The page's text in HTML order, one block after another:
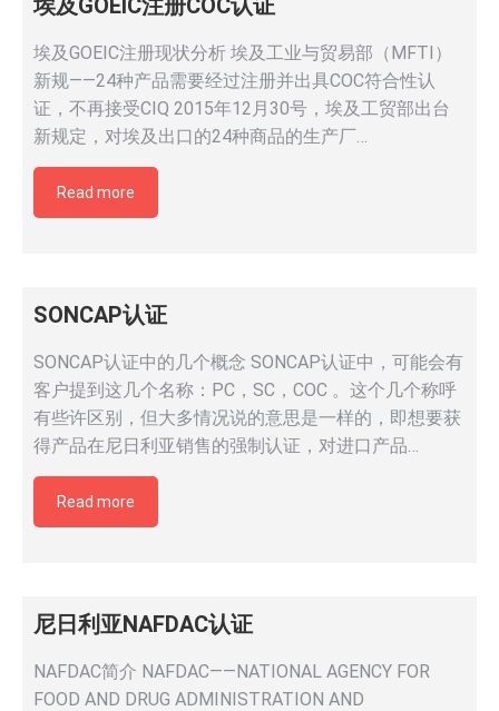
埃及GOEIC注册COC认证
埃及GOEIC注册现状分析 埃及工业与贸易部（MFTI）
新规——24种产品需要经过注册并出具COC符合性认
证，不再接受CIQ 2015年12月30号，埃及工贸部出台
新规定，对埃及出口的24种商品的生产厂…
Read more
SONCAP认证
SONCAP认证中的几个概念 SONCAP认证中，可能会有
客户提到这几个名称：PC，SC，COC 。这个几个称呼
有些许区别，但大多情况说的意思是一样的，即想要获
得产品在尼日利亚销售的强制认证，对进口产品…
Read more
尼日利亚NAFDAC认证
NAFDAC简介 NAFDAC——NATIONAL AGENCY FOR
FOOD AND DRUG ADMINISTRATION AND